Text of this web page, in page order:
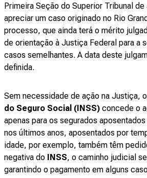
Primeira Seção do Superior Tribunal
apreciar um caso originado no Rio
processo, que ainda terá o mérito
de orientação à Justiça Federal para a
casos semelhantes. A data deste
definida.
Sem necessidade de ação na Justiça, o
do Seguro Social (INSS) concede o
apenas para os segurados
nos últimos anos, aposentados por
idade, por exemplo, também têm
negativa do INSS, o caminho judicial
garantindo o pagamento em alguns